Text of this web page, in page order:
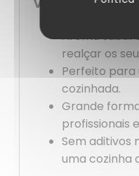
Vantagens :
Aroma subtil
realçar os
Perfeito para
cozinhada.
Grande
profissionais
Sem aditivos
uma cozinha